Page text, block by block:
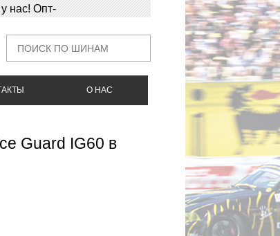
нас! Опт-
О НАС
Guard IG60 в